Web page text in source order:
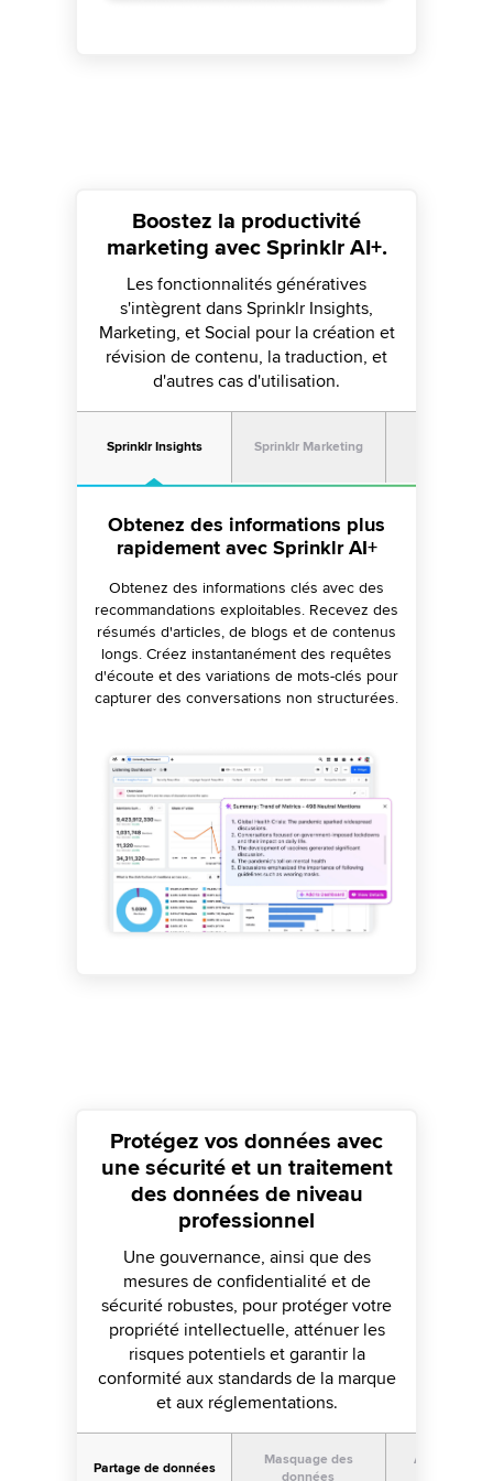
Boostez la productivité
marketing avec Sprinklr AI+.
Les fonctionnalités génératives
s'intègrent dans Sprinklr Insights,
Marketing, et Social pour la création et
révision de contenu, la traduction, et
d'autres cas d'utilisation.
Sprinklr Insights Sprinklr Marketing
Obtenez des informations plus
rapidement avec Sprinklr AI+
Obtenez des informations clés avec des
recommandations exploitables. Recevez des
résumés d'articles, de blogs et de contenus
longs. Créez instantanément des requêtes
d'écoute et des variations de mots-clés pour
capturer des conversations non structurées.
Générez des idées de campagne
et développez des stratégies en
Accélérez les tâches tout au long du cycle
de vie de la campagne en générant des
briefings, des descriptions, des hashtags,
des publications spécifiques à un canal, etc.
Générez instantanément du
contenu spécifique à chaque
Générez du contenu sur tous les canaux,
garantissez des réponses plus rapides
grâce à la simplification et à la modification
des réponses, et simplifiez les révisions de
contenu grâce aux vérifications de
Protégez vos données avec
une sécurité et un traitement
des données de niveau
professionnel
Une gouvernance, ainsi que des
mesures de confidentialité et de
sécurité robustes, pour protéger votre
propriété intellectuelle, atténuer les
risques potentiels et garantir la
conformité aux standards de la marque
et aux réglementations.
Partage de données
Masquage des
données
Atténuation